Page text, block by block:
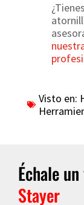
Visto en:
Échale
Stayer